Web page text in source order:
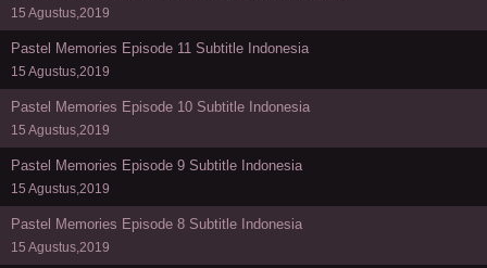
15 Agustus,2019
Pastel Memories Episode 11 Subtitle Indonesia
15 Agustus,2019
Pastel Memories Episode 10 Subtitle Indonesia
15 Agustus,2019
Pastel Memories Episode 9 Subtitle Indonesia
15 Agustus,2019
Pastel Memories Episode 8 Subtitle Indonesia
15 Agustus,2019